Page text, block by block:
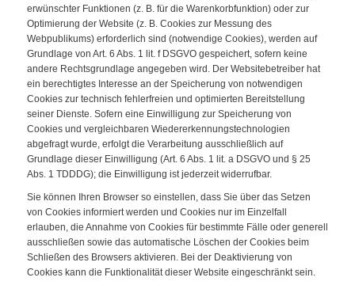
erwünschter Funktionen (z. B. für die Warenkorbfunktion) oder zur
Optimierung der Website (z. B. Cookies zur Messung des
Webpublikums) erforderlich sind (notwendige Cookies), werden auf
Grundlage von Art. 6 Abs. 1 lit. f DSGVO gespeichert, sofern keine
andere Rechtsgrundlage angegeben wird. Der Websitebetreiber hat
ein berechtigtes Interesse an der Speicherung von notwendigen
Cookies zur technisch fehlerfreien und optimierten Bereitstellung
seiner Dienste. Sofern eine Einwilligung zur Speicherung von
Cookies und vergleichbaren Wiedererkennungstechnologien
abgefragt wurde, erfolgt die Verarbeitung ausschließlich auf
Grundlage dieser Einwilligung (Art. 6 Abs. 1 lit. a DSGVO und § 25
Abs. 1 TDDDG); die Einwilligung ist jederzeit widerrufbar.
Sie können Ihren Browser so einstellen, dass Sie über das Setzen
von Cookies informiert werden und Cookies nur im Einzelfall
erlauben, die Annahme von Cookies für bestimmte Fälle oder generell
ausschließen sowie das automatische Löschen der Cookies beim
Schließen des Browsers aktivieren. Bei der Deaktivierung von
Cookies kann die Funktionalität dieser Website eingeschränkt sein.